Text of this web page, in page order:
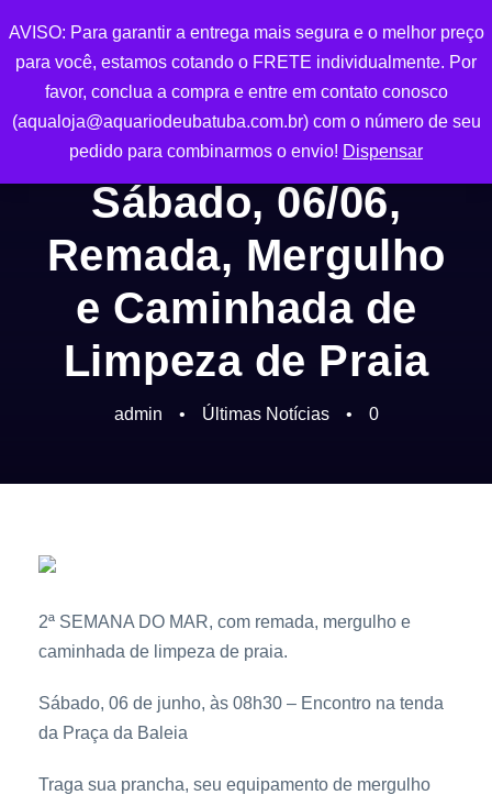
0
Sábado, 06/06,
Remada, Mergulho
e Caminhada de
Limpeza de Praia
admin • Últimas Notícias • 0
2ª SEMANA DO MAR, com remada, mergulho e
caminhada de limpeza de praia.
Sábado, 06 de junho, às 08h30 – Encontro na tenda
da Praça da Baleia
Traga sua prancha, seu equipamento de mergulho
AVISO: Para garantir a entrega mais segura e o melhor preço
para você, estamos cotando o FRETE individualmente. Por
favor, conclua a compra e entre em contato conosco
(aqualoja@aquariodeubatuba.com.br) com o número de seu
pedido para combinarmos o envio! Dispensar